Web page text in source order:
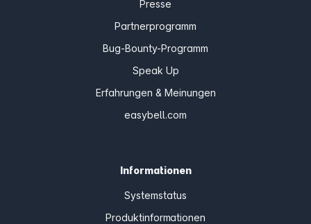
Presse
Partnerprogramm
Bug-Bounty-Programm
Speak Up
Erfahrungen & Meinungen
easybell.com
Informationen
Systemstatus
Produktinformationen